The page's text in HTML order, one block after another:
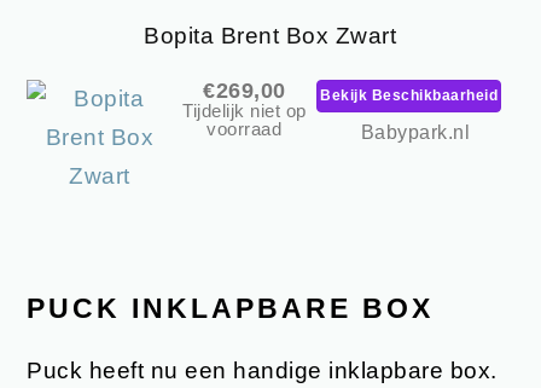
Bopita Brent Box Zwart
€269,00
Tijdelijk niet op
voorraad
Bekijk Beschikbaarheid
Babypark.nl
PUCK INKLAPBARE BOX
Puck heeft nu een handige inklapbare box.